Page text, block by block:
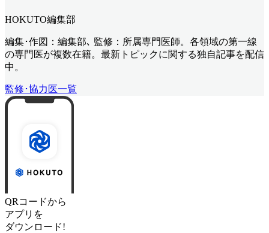
HOKUTO編集部
編集･作図：編集部､ 監修：所属専門医師。各領域の第一線
の専門医が複数在籍。最新トピックに関する独自記事を配信
中。
監修･協力医一覧
QRコードから
アプリを
ダウンロード!